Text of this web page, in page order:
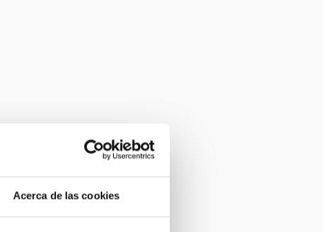
Acerca de las cookies